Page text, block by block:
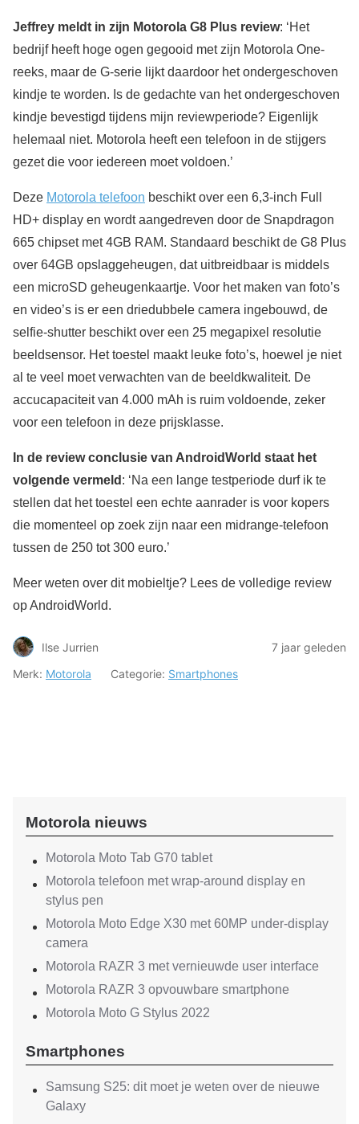
Jeffrey meldt in zijn Motorola G8 Plus review: ‘Het
bedrijf heeft hoge ogen gegooid met zijn Motorola One-
reeks, maar de G-serie lijkt daardoor het ondergeschoven
kindje te worden. Is de gedachte van het ondergeschoven
kindje bevestigd tijdens mijn reviewperiode? Eigenlijk
helemaal niet. Motorola heeft een telefoon in de stijgers
gezet die voor iedereen moet voldoen.’
Deze Motorola telefoon beschikt over een 6,3-inch Full
HD+ display en wordt aangedreven door de Snapdragon
665 chipset met 4GB RAM. Standaard beschikt de G8 Plus
over 64GB opslaggeheugen, dat uitbreidbaar is middels
een microSD geheugenkaartje. Voor het maken van foto’s
en video’s is er een driedubbele camera ingebouwd, de
selfie-shutter beschikt over een 25 megapixel resolutie
beeldsensor. Het toestel maakt leuke foto’s, hoewel je niet
al te veel moet verwachten van de beeldkwaliteit. De
accucapaciteit van 4.000 mAh is ruim voldoende, zeker
voor een telefoon in deze prijsklasse.
In de review conclusie van AndroidWorld staat het
volgende vermeld : ‘Na een lange testperiode durf ik te
stellen dat het toestel een echte aanrader is voor kopers
die momenteel op zoek zijn naar een midrange-telefoon
tussen de 250 tot 300 euro.’
Meer weten over dit mobieltje? Lees de volledige review
op AndroidWorld.
Ilse Jurrien
7 jaar geleden
Merk: Motorola Categorie: Smartphones
Motorola nieuws
Motorola Moto Tab G70 tablet
Motorola telefoon met wrap-around display en
stylus pen
Motorola Moto Edge X30 met 60MP under-display
camera
Motorola RAZR 3 met vernieuwde user interface
Motorola RAZR 3 opvouwbare smartphone
Motorola Moto G Stylus 2022
Smartphones
Samsung S25: dit moet je weten over de nieuwe
Galaxy